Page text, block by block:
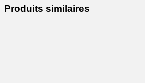
Produits similaires